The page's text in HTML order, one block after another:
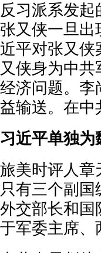
反习派系发起
张又侠一旦出
近平对张又侠
又侠身为中
经济问题。李
益输送。在中
习近平单独为
旅美时评人章
只有三个副
外交部长和国
于军委主席、